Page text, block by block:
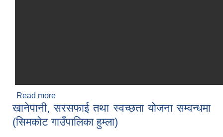
Read more
सम्मको पुर्ण सरसफाइ प्रबर्धनको लागि स्थानीय तहको कार्य
योजना l
खानेपानी, सरसफाई तथा स्वच्छता योजना सम्वन्धमा
(सिमकोट गाउँपालिका हुम्ला)